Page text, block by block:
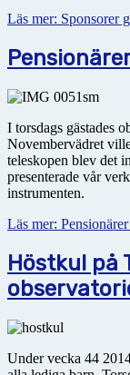
Läs mer: Sponsorer
I torsdags gästades
Novembervädret
teleskopen blev det
presenterade vår
instrumenten.
Läs mer:
Höstkul på
Under vecka 44